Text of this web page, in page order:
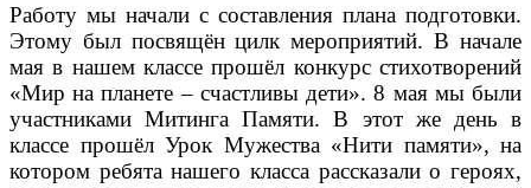
Работу мы начали с составления плана подготовки.
Этому был посвящён цилк мероприятий. В начале
мая в нашем классе прошёл конкурс стихотворений
«Мир на планете – счастливы дети». 8 мая мы были
участниками Митинга Памяти. В этот же день в
классе прошёл Урок Мужества «Нити памяти», на
котором ребята нашего класса рассказали о героях,